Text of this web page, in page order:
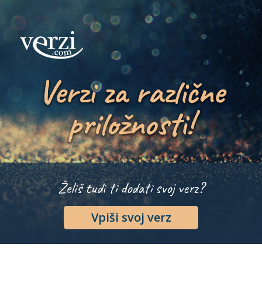
Verzi za različne
priložnosti!
Želiš tudi ti dodati svoj verz?
Vpiši svoj verz